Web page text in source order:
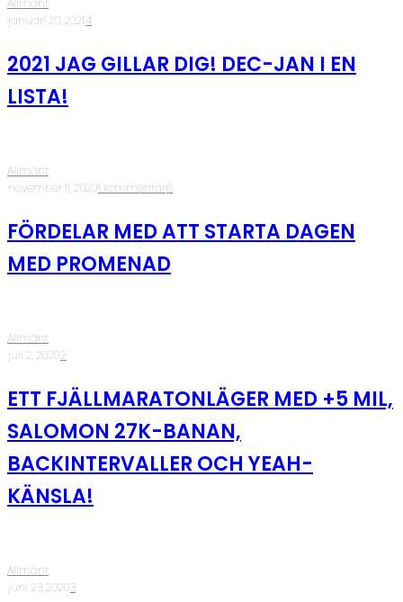
·januari 20, 2021·4
2021 JAG GILLAR DIG! DEC-JAN I EN
LISTA!
Allmänt
·november 11, 2020·1 kommentar·6
FÖRDELAR MED ATT STARTA DAGEN
MED PROMENAD
Allmänt
·juli 2, 2020·2
ETT FJÄLLMARATONLÄGER MED +5 MIL,
SALOMON 27K-BANAN,
BACKINTERVALLER OCH YEAH-
KÄNSLA!
Allmänt
·juni 23, 2020·3